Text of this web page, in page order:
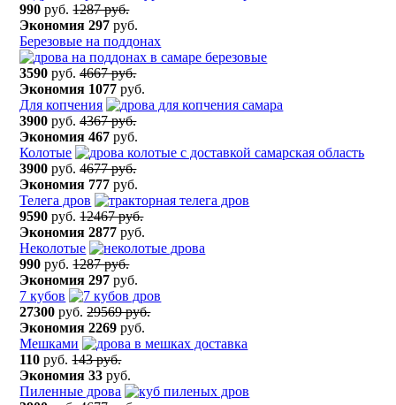
990 руб.1287 руб.
Экономия 297 руб.
Березовые на поддонах
3590 руб.4667 руб.
Экономия 1077 руб.
Для копчения
3900 руб.4367 руб.
Экономия 467 руб.
Колотые
3900 руб.4677 руб.
Экономия 777 руб.
Телега дров
9590 руб.12467 руб.
Экономия 2877 руб.
Неколотые
990 руб.1287 руб.
Экономия 297 руб.
7 кубов
27300 руб.29569 руб.
Экономия 2269 руб.
Мешками
110 руб.143 руб.
Экономия 33 руб.
Пиленные дрова